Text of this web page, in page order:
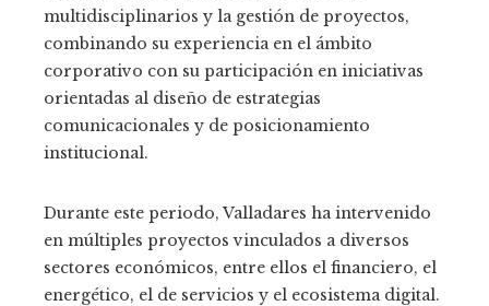
multidisciplinarios y la gestión de proyectos,
combinando su experiencia en el ámbito
corporativo con su participación en iniciativas
orientadas al diseño de estrategias
comunicacionales y de posicionamiento
institucional.
Durante este periodo, Valladares ha intervenido
en múltiples proyectos vinculados a diversos
sectores económicos, entre ellos el financiero, el
energético, el de servicios y el ecosistema digital.